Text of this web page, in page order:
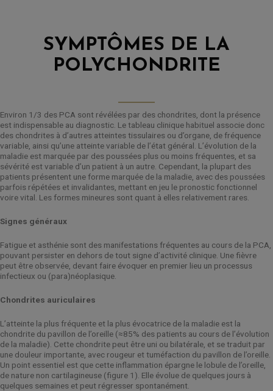
SYMPTÔMES DE LA
POLYCHONDRITE
Environ 1/3 des PCA sont révélées par des chondrites, dont la présence
est indispensable au diagnostic. Le tableau clinique habituel associe donc
des chondrites à d’autres atteintes tissulaires ou d’organe, de fréquence
variable, ainsi qu’une atteinte variable de l’état général. L’évolution de la
maladie est marquée par des poussées plus ou moins fréquentes, et sa
sévérité est variable d’un patient à un autre. Cependant, la plupart des
patients présentent une forme marquée de la maladie, avec des poussées
parfois répétées et invalidantes, mettant en jeu le pronostic fonctionnel
voire vital. Les formes mineures sont quant à elles relativement rares.
Signes généraux
Fatigue et asthénie sont des manifestations fréquentes au cours de la PCA,
pouvant persister en dehors de tout signe d’activité clinique. Une fièvre
peut être observée, devant faire évoquer en premier lieu un processus
infectieux ou (para)néoplasique.
Chondrites auriculaires
L’atteinte la plus fréquente et la plus évocatrice de la maladie est la
chondrite du pavillon de l’oreille (≈85% des patients au cours de l’évolution
de la maladie). Cette chondrite peut être uni ou bilatérale, et se traduit par
une douleur importante, avec rougeur et tuméfaction du pavillon de l’oreille.
Un point essentiel est que cette inflammation épargne le lobule de l’oreille,
de nature non cartilagineuse (figure 1). Elle évolue de quelques jours à
quelques semaines et peut régresser spontanément.